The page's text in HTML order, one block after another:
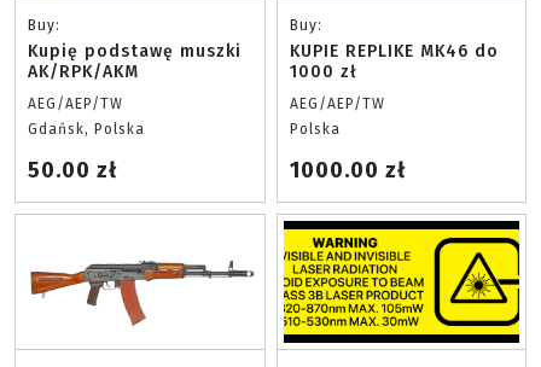
Buy:
Kupię podstawę muszki
AK/RPK/AKM
AEG/AEP/TW
Gdańsk, Polska
50.00 zł
Buy:
KUPIE REPLIKE MK46 do
1000 zł
AEG/AEP/TW
Polska
1000.00 zł